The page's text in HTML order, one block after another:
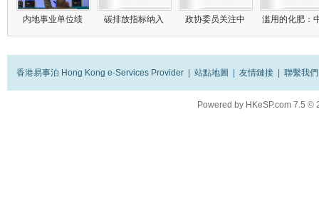
内地事业单位绩 碳排放指标纳入 政协委员关注中 滥用的化肥：
香港易事泊 Hong Kong e-Services Provider 站點地圖 友情鏈接 聯繫我們
Powered by HKeSP.com 7.5 ©